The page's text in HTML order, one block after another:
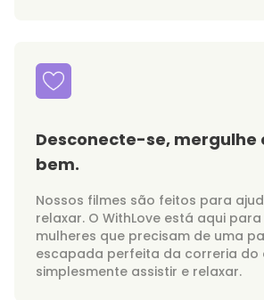
Desconecte-se, mergulhe
bem.
Nossos filmes são feitos para
relaxar. O WithLove está aqui
mulheres que precisam de uma
escapada perfeita da correria do
simplesmente assistir e relaxar.